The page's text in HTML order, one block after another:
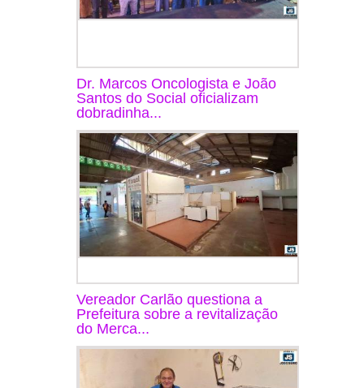
Dr. Marcos Oncologista e João
Santos do Social oficializam
dobradinha...
Vereador Carlão questiona a
Prefeitura sobre a revitalização
do Merca...